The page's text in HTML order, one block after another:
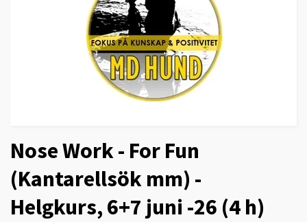
Nose Work - For Fun
(Kantarellsök mm) -
Helgkurs, 6+7 juni -26 (4 h)